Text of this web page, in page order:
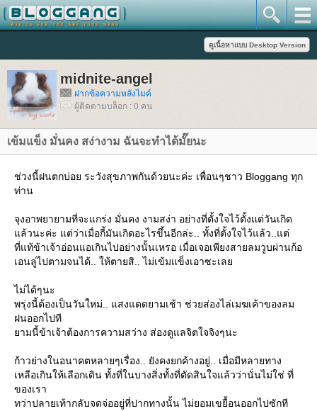
midnite-angel
ฝากข้อความหลังไมค์
ผู้ติดตามบล็อก : 0 คน
เข้มแข็ง มั่นคง สง่างาม ฉันจะทำได้มั๊ยนะ
ช่วงนี้ฝนตกบ่อย ระวังสุขภาพกันด้วยนะค่ะ เพื่อนๆชาว Bloggang ทุก
ท่าน
จุงอาพยายามที่จะแกร่ง มั่นคง งามสง่า อย่างที่ตั้งใจไว้ตั้งแต่วันเกิด
ล้วนะค่ะ แต่ว่าเมื่อกี้มันเกิดอะไรขึ้นอีกล่ะ.. ทั้งที่ตั้งใจไว้แล้ว..แต่
ที่แท้ข้าเจ้าอ่อนแอเกินไปอย่างนั้นเหรอ เมื่อเจอเพียงสายลมวูบผ่านก้อ
เอนลู่ไปตามจนได้.. ให้ตายสิ.. ไม่เข้มแข็งเอาซะเล
ไม่ได้ๆนะ
พรุ่งนี้ต้องเป็นวันใหม่.. แสงแดดยามเช้า ช่วยส่องไล่เมฆเค้าของลม
ฝนออกไปที
ามนี้ข้าเจ้าต้องการความสว่าง ส่องดูแลจิตใจจิงๆนะ
ก้าวย่างในอนาคตหลายๆเรื่อง.. ยังคงยกค้างอยู่.. เมื่อมีหลายทาง
เหลือเกินให้เลือกเดิน ทั้งที่ในบางสิ่งทั้งที่ตัดสินใจแล้วว่านั่นไม่ใช่ ที่
ของเรา
ทว่าปลายเท้ากลับจดจ่ออยู่ที่ปากทางนั้น ไม่ยอมเขยื้อนออกไปซักที